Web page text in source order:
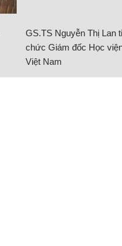
GS.TS Nguyễn Thị Lan
chức Giám đốc Học
Việt Nam